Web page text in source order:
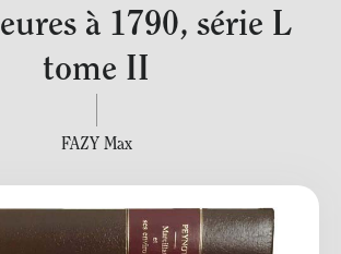
à 1790, série L
tome II
FAZY Max